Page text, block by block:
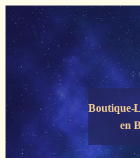
Panneau de gestion des cookies
Boutique-
en